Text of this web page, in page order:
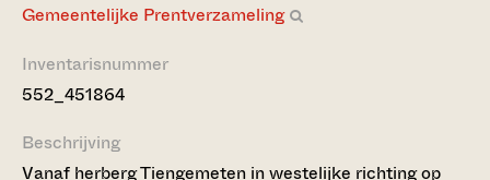
Gemeentelijke Prentverzameling
Inventarisnummer
552_451864
Beschrijving
Vanaf herberg Tiengemeten in westelijke richting op